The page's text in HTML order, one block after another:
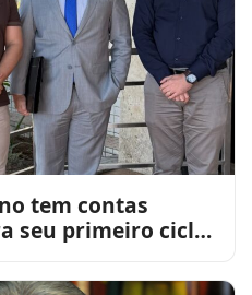
tem contas
seu primeiro ciclo